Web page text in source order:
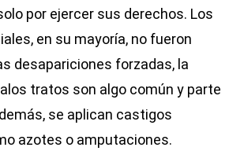
por ejercer sus derechos. Los
en su mayoría, no fueron
desapariciones forzadas, la
tratos son algo común y parte
se aplican castigos
azotes o amputaciones.